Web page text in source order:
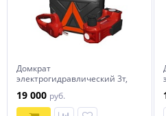
Домкрат
электрогидравлический 3т,
гайковертом в кейсе
Сорокин 3.562
19 000 руб.